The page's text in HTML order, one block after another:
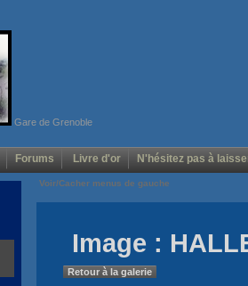
Gare de Grenoble
Forums Livre d'or N'hésitez pas à
Voir/Cacher menus de gauche
Image :
Retour à la galerie